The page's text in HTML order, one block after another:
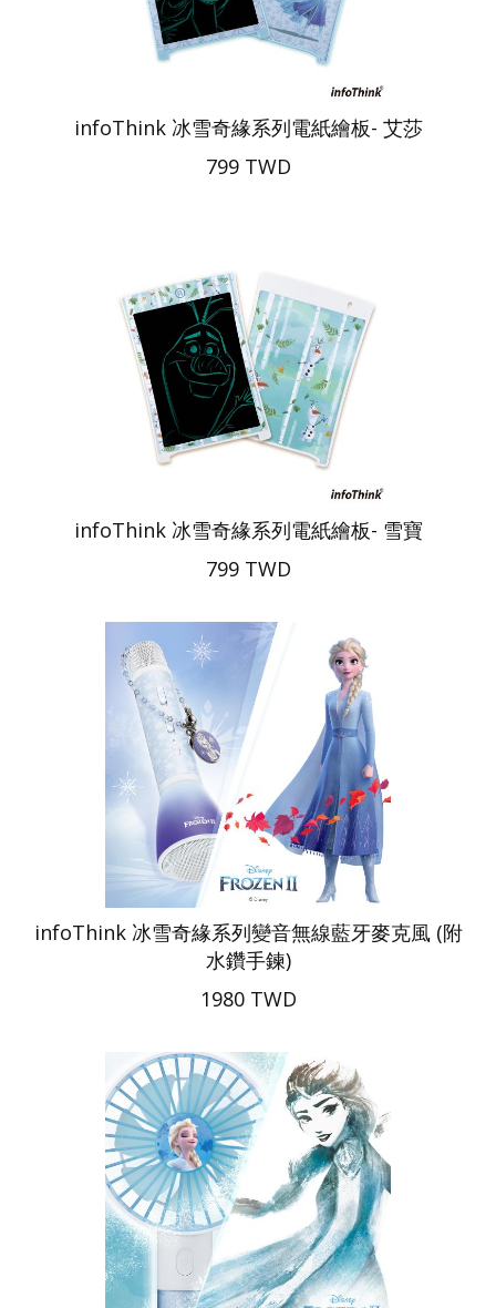
infoThink 冰雪奇緣系列電紙繪板- 艾莎
799 TWD
infoThink 冰雪奇緣系列電紙繪板- 雪寶
799 TWD
infoThink 冰雪奇緣系列變音無線藍牙麥克風 (附
水鑽手鍊)
1980 TWD